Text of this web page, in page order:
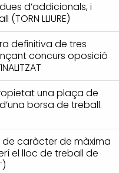
d’addicionals, i
LLIURE)
definitiva de tres
concurs oposició
una plaça de
borsa de treball.
de caràcter de màxima
el lloc de treball de